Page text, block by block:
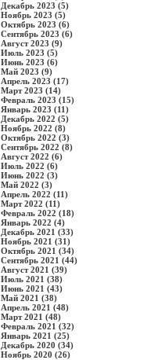
Декабрь 2023 (5)
Ноябрь 2023 (5)
Октябрь 2023 (6)
Сентябрь 2023 (6)
Август 2023 (9)
Июль 2023 (5)
Июнь 2023 (6)
Май 2023 (9)
Апрель 2023 (17)
Март 2023 (14)
Февраль 2023 (15)
Январь 2023 (11)
Декабрь 2022 (5)
Ноябрь 2022 (8)
Октябрь 2022 (3)
Сентябрь 2022 (8)
Август 2022 (6)
Июль 2022 (6)
Июнь 2022 (3)
Май 2022 (3)
Апрель 2022 (11)
Март 2022 (11)
Февраль 2022 (18)
Январь 2022 (4)
Декабрь 2021 (33)
Ноябрь 2021 (31)
Октябрь 2021 (34)
Сентябрь 2021 (44)
Август 2021 (39)
Июль 2021 (38)
Июнь 2021 (43)
Май 2021 (38)
Апрель 2021 (48)
Март 2021 (48)
Февраль 2021 (32)
Январь 2021 (25)
Декабрь 2020 (34)
Ноябрь 2020 (26)